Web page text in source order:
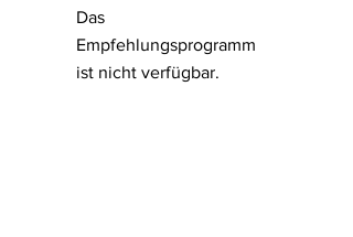
Das
Empfehlungsprogramm
ist nicht verfügbar.